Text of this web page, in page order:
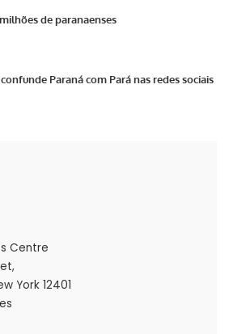
de paranaenses
Paraná com Pará nas redes sociais
Centre
York 12401